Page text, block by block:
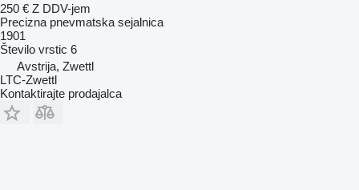
250 € Z DDV-jem
Precizna pnevmatska sejalnica
1901
Število vrstic 6
Avstrija, Zwettl
LTC-Zwettl
Kontaktirajte prodajalca